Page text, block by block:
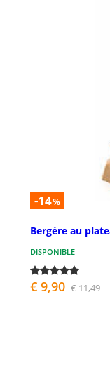
-14%
Bergère au
DISPONIBLE
€ 9,90 € 11,49